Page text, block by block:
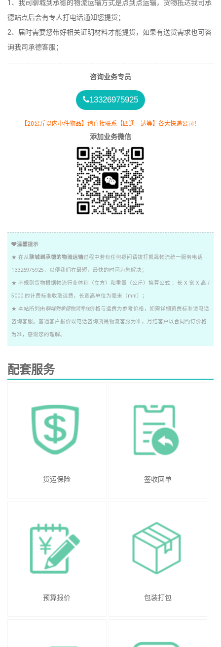
1、我司聊城到承德的物流运输方式是点到点运输，货物抵达我司承
德站点后会有专人打电话通知您提货；
2、届时需要您带好相关证明材料才能提货，如果有送货需求也可咨
询我司承德客服；
咨询业务专员
13326975925
【20公斤以内小件物品】请直接联系【四通一达等】各大快递公司！
添加业务微信
温馨提示
★ 在从聊城到承德的物流运输过程中若有任何疑问请拨打凯晟物流统一服务电话
13326975925，以便我们在最短，最快的时间为您解决；
★ 不规则货物根据物流行业体积（立方）和重量（公斤）换算公式 ：长 X 宽 X 高 /
5000 的计费标准收取运费，长宽高单位为毫米（mm）；
★ 本站所列由聊城到承德物流专线价格与运费为参考价格，如需详细资费标准请电话
咨询客服。普通客户报价以电话咨询凯晟物流客服为准，月结客户以合同约订价格
为准，感谢您的理解。
配套服务
货运保险 签收回单
预算报价 包装打包